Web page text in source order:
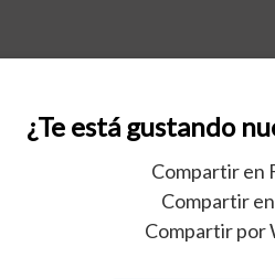
¿Te está gustando
Compartir en
Compartir
Compartir por